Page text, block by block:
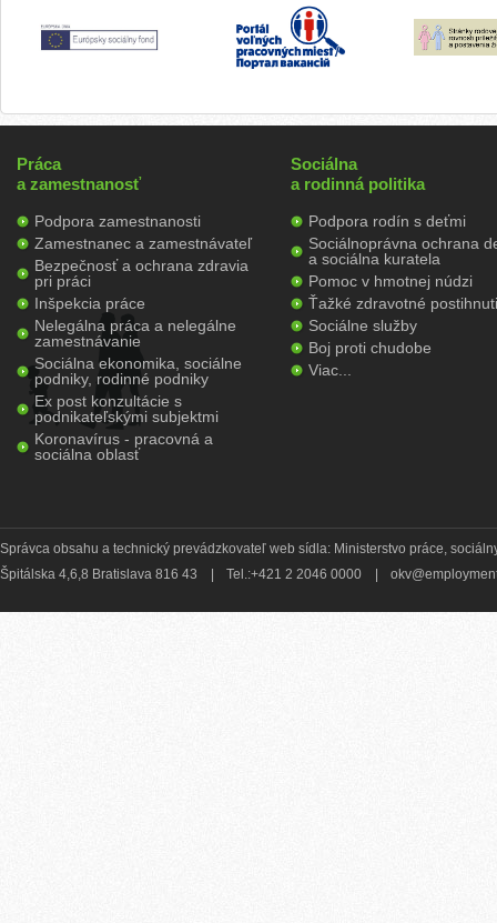
Práca
a zamestnanosť
Podpora zamestnanosti
Zamestnanec a zamestnávateľ
Bezpečnosť a ochrana zdravia
pri práci
Inšpekcia práce
Nelegálna práca a nelegálne
zamestnávanie
Sociálna ekonomika, sociálne
podniky, rodinné podniky
Ex post konzultácie s
podnikateľskými subjektmi
Koronavírus - pracovná a
sociálna oblasť
Sociálna
a rodinná politika
Podpora rodín s deťmi
Sociálnoprávna ochrana
a sociálna kuratela
Pomoc v hmotnej núdzi
Ťažké zdravotné
Sociálne služby
Boj proti chudobe
Viac...
Správca obsahu a technický prevádzkovateľ web sídla: Ministerstvo práce,
Špitálska 4,6,8 Bratislava 816 43
Tel.:+421 2 2046 0000